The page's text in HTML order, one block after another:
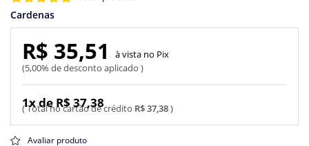
Cardenas
R$ 37,38
1x de R$ 37,38
R$ 35,51
5,00% de desconto aplicado
Pix
Avaliar produto